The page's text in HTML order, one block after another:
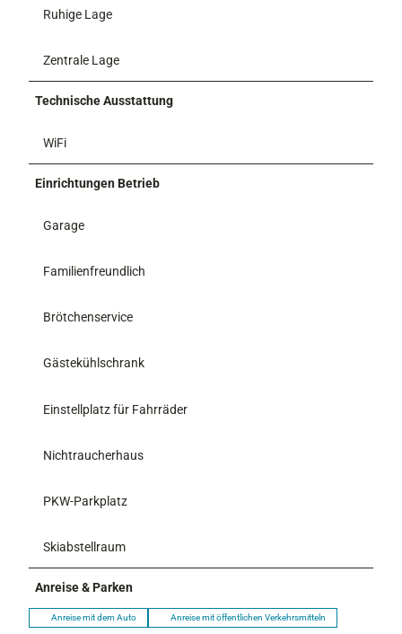
Ruhige Lage
Zentrale Lage
Technische Ausstattung
WiFi
Einrichtungen Betrieb
Garage
Familienfreundlich
Brötchenservice
Gästekühlschrank
Einstellplatz für Fahrräder
Nichtraucherhaus
PKW-Parkplatz
Skiabstellraum
Anreise & Parken
Anreise mit dem Auto Anreise mit öffentlichen Verkehrsmitteln